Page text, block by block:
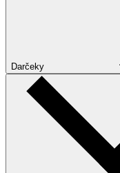
Darčeky